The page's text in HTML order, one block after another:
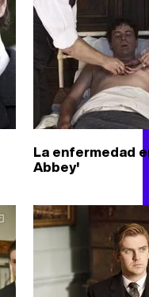
La enfermedad
Abbey'